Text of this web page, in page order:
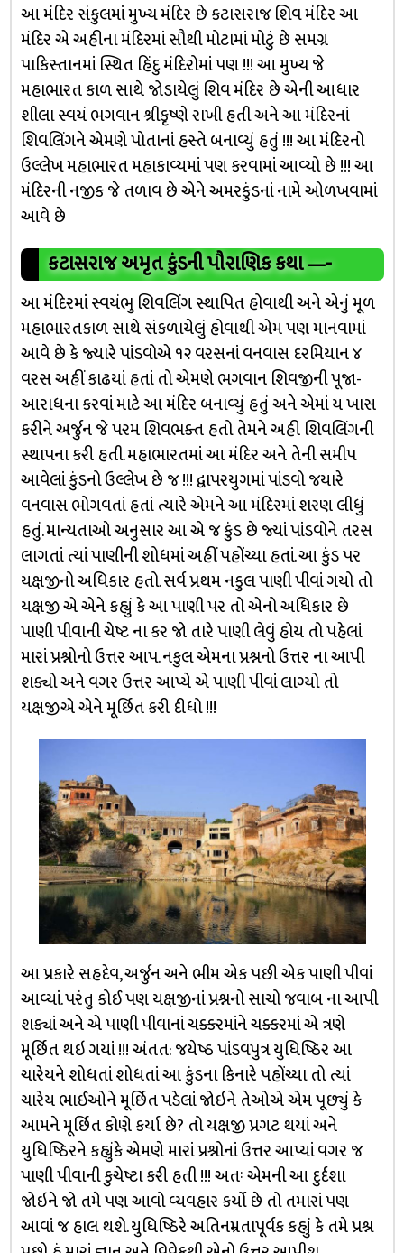
આ મંદિર સંકુલમાં મુખ્ય મંદિર છે કટાસરાજ શિવ મંદિર આ
મંદિર એ અહીના મંદિરમાં સૌથી મોટામાં મોટું છે સમગ્ર
પાકિસ્તાનમાં સ્થિત હિંદુ મંદિરોમાં પણ !!! આ મુખ્ય જે
મહાભારત કાળ સાથે જોડાયેલું શિવ મંદિર છે એની આધાર
શીલા સ્વયં ભગવાન શ્રીકૃષ્ણે રાખી હતી અને આ મંદિરનાં
શિવલિંગને એમણે પોતાનાં હસ્તે બનાવ્યું હતું !!! આ મંદિરનો
ઉલ્લેખ મહાભારત મહાકાવ્યમાં પણ કરવામાં આવ્યો છે !!! આ
મંદિરની નજીક જે તળાવ છે એને અમરકુંડનાં નામે ઓળખવામાં
આવે છે
કટાસરાજ અમૃત કુંડની પૌરાણિક કથા—-
આ મંદિરમાં સ્વયંભુ શિવલિંગ સ્થાપિત હોવાથી અને એનું મૂળ
મહાભારતકાળ સાથે સંકળાયેલું હોવાથી એમ પણ માનવામાં
આવે છે કે જ્યારે પાંડવોએ ૧૨ વરસનાં વનવાસ દરમિયાન ૪
વરસ અહીં કાઢયાં હતાં તો એમણે ભગવાન શિવજીની પૂજા-
આરાધના કરવાં માટે આ મંદિર બનાવ્યું હતું અને એમાં ય ખાસ
કરીને અર્જુન જે પરમ શિવભક્ત હતો તેમને અહી શિવલિંગની
સ્થાપના કરી હતી. મહાભારતમાં આ મંદિર અને તેની સમીપ
આવેલાં કુંડનો ઉલ્લેખ છે જ !!! દ્વાપરયુગમાં પાંડવો જયારે
વનવાસ ભોગવતાં હતાં ત્યારે એમને આ મંદિરમાં શરણ લીધું
હતું. માન્યતાઓ અનુસાર આ એ જ કુંડ છે જ્યાં પાંડવોને તરસ
લાગતાં ત્યાં પાણીની શોધમાં અહીં પહોંચ્યા હતાં. આ કુંડ પર
યક્ષજીનો અધિકાર હતો. સર્વ પ્રથમ નકુલ પાણી પીવાં ગયો તો
યક્ષજી એ એને કહ્યું કે આ પાણી પર તો એનો અધિકાર છે
પાણી પીવાની ચેષ્ટ ના કર જો તારે પાણી લેવું હોય તો પહેલાં
મારાં પ્રશ્નોનો ઉત્તર આપ. નકુલ એમના પ્રશ્નનો ઉત્તર ના આપી
શક્યો અને વગર ઉત્તર આપ્યે એ પાણી પીવાં લાગ્યો તો
યક્ષજીએ એને મૂર્છિત કરી દીધો !!!
આ પ્રકારે સહદેવ, અર્જુન અને ભીમ એક પછી એક પાણી પીવાં
આવ્યાં. પરંતુ કોઈ પણ યક્ષજીનાં પ્રશ્નનો સાચો જવાબ ના આપી
શક્યાં અને એ પાણી પીવાનાં ચક્કરમાંને ચક્કરમાં એ ત્રણે
મૂર્છિત થઇ ગયાં !!! અંતત: જયેષ્ઠ પાંડવપુત્ર યુધિષ્ઠિર આ
ચારેયને શોધતાં શોધતાં આ કુંડના કિનારે પહોંચ્યા તો ત્યાં
ચારેય ભાઈઓને મૂર્છિત પડેલાં જોઇને તેઓએ એમ પૂછ્યું કે
આમને મૂર્છિત કોણે કર્યા છે? તો યક્ષજી પ્રગટ થયાં અને
યુધિષ્ઠિરને કહ્યુંકે એમણે મારાં પ્રશ્નોનાં ઉત્તર આપ્યાં વગર જ
પાણી પીવાની કુચેષ્ટા કરી હતી !!! અતઃ એમની આ દુર્દશા
જોઇને જો તમે પણ આવો વ્યવહાર કર્યો છે તો તમારાં પણ
આવાં જ હાલ થશે. યુધિષ્ઠિરે અતિનમ્રતાપૂર્વક કહ્યું કે તમે પ્રશ્ન